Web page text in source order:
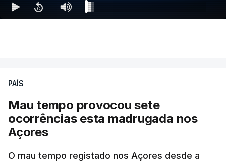
PAÍS
Mau tempo provocou sete
ocorrências esta madrugada nos
Açores
O mau tempo registado nos Açores desde a